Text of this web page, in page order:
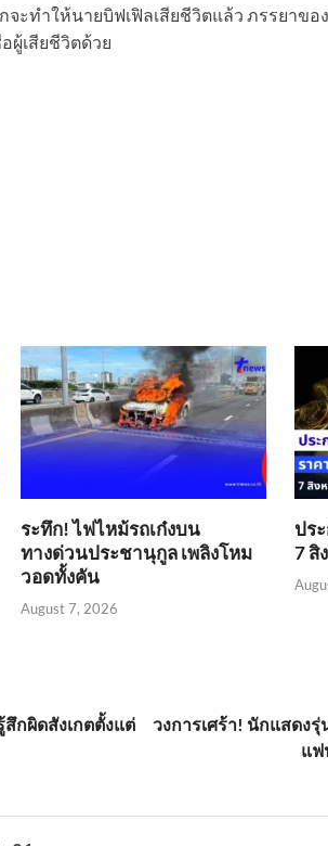
ะทำให้นายบิฟเฟิลเสียชีวิตแล้ว ภรรยาขอ
ผู้เสียชีวิตด้วย
ระทึก! ไฟไหม้รถเก๋งบน
ทางด่วนประชานุกูล เพลิงโหม
วอดทั้งคัน
August 7, 2026
ปร
7 สิ
สึกผิดสังเกตตั้งแต่
วงการเศร้า! นักแสดง
แฟ